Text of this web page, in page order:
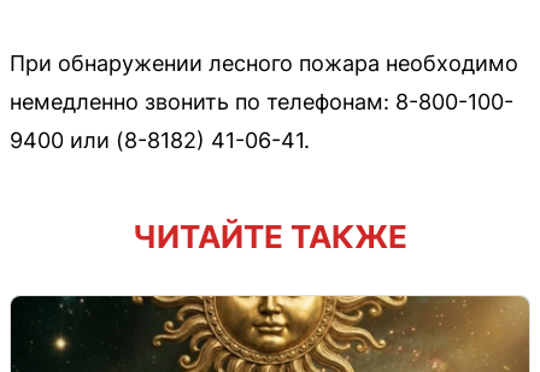
При обнаружении лесного пожара необходимо
немедленно звонить по телефонам: 8-800-100-
9400 или (8-8182) 41-06-41.
ЧИТАЙТЕ ТАКЖЕ